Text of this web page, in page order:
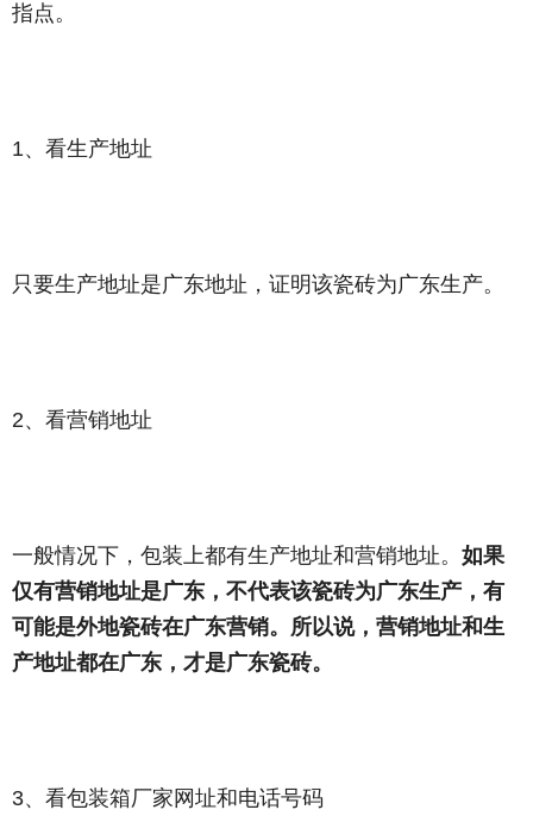
指点。
1、看生产地址
只要生产地址是广东地址，证明该瓷砖为广东生产。
2、看营销地址
一般情况下，包装上都有生产地址和营销地址。 如果
仅有营销地址是广东，不代表该瓷砖为广东生产，有
可能是外地瓷砖在广东营销。所以说，营销地址和生
产地址都在广东，才是广东瓷砖。
3、看包装箱厂家网址和电话号码